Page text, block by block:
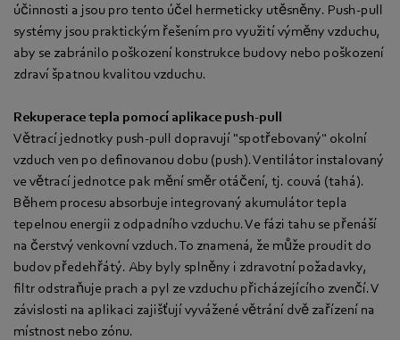
účinnosti a jsou pro tento účel hermeticky utěsněny. Push-pull
systémy jsou praktickým řešením pro využití výměny vzduchu,
aby se zabránilo poškození konstrukce budovy nebo poškození
zdraví špatnou kvalitou vzduchu.
Rekuperace tepla pomocí aplikace push-pull
Větrací jednotky push-pull dopravují "spotřebovaný" okolní
vzduch ven po definovanou dobu (push). Ventilátor instalovaný
ve větrací jednotce pak mění směr otáčení, tj. couvá (tahá).
Během procesu absorbuje integrovaný akumulátor tepla
tepelnou energii z odpadního vzduchu. Ve fázi tahu se přenáší
na čerstvý venkovní vzduch. To znamená, že může proudit do
budov předehřátý. Aby byly splněny i zdravotní požadavky,
filtr odstraňuje prach a pyl ze vzduchu přicházejícího zvenčí. V
závislosti na aplikaci zajišťují vyvážené větrání dvě zařízení na
místnost nebo zónu.